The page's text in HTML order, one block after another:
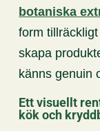
botaniska
form
skapa
känns genuin
Ett visuellt
kök och